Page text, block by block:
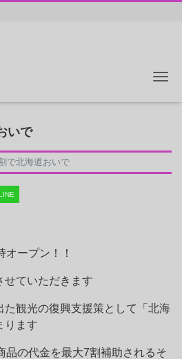
ナ
いで
で北海道おいで
オープン！！
せていただきます
た観光の復興支援策として「北海
ります
品の代金を最大7割補助されるそ